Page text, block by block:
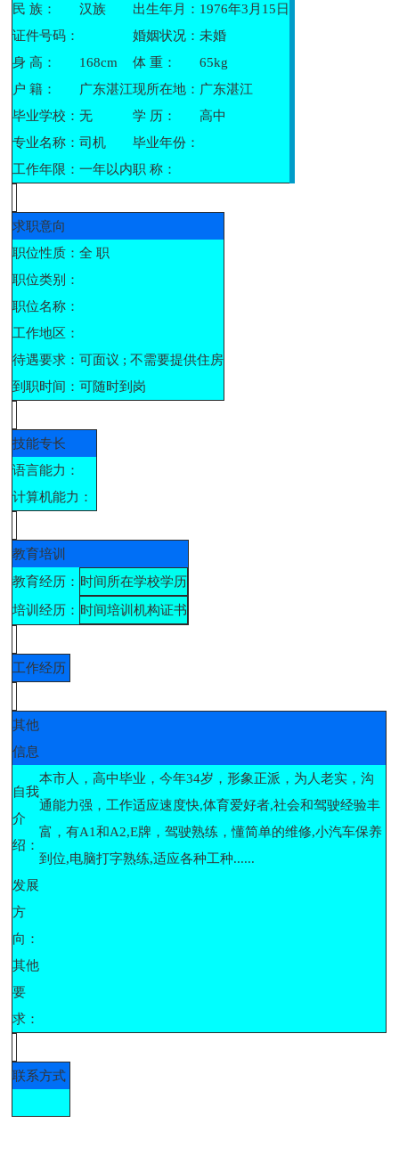
民 族： 汉族 出生年月： 1976年3月15日
证件号码：
婚姻状况：未婚
身 高：
168cm 体 重：
65kg
户 籍：
广东湛江现所在地： 广东湛江
毕业学校：无 学 历：
高中
专业名称：司机
毕业年份：
工作年限：一年以内职 称：
求职意向
职位性质：全 职
职位类别：
职位名称：
工作地区：
待遇要求：可面议 ; 不需要提供住房
到职时间：可随时到岗
技能专长
语言能力：
计算机能力：
教育培训
教育经历： 时间 所在学校学历
培训经历： 时间培训机构证书
工作经历
其他
信息
自我
介
绍：
本市人，高中毕业，今年34岁，形象正派，为人老实，沟
通能力强，工作适应速度快,体育爱好者,社会和驾驶经验丰
富，有A1和A2,E牌，驾驶熟练，懂简单的维修,小汽车保养
到位,电脑打字熟练,适应各种工种......
发展
方
向：
其他
要
求：
联系方式